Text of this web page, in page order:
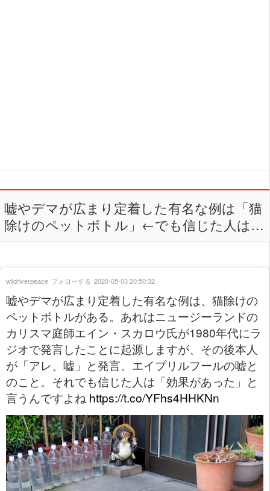
嘘やデマが広まり定着した有名な例は「猫
除けのペットボトル」←でも信じた人は…
嘘やデマが広まり定着した有名な例は、猫除けの
ペットボトルがある。あれはニュージーランドの
カリスマ庭師エイン・スカロウ氏が1980年代にラ
ジオで発言したことに起源しますが、その後本人
が「アレ、嘘」と発言。エイプリルフールの嘘と
のこと。それでも信じた人は「効果があった」と
言うんですよね https://t.co/YFhs4HHKNn
wildriverpeace フォローする 2020-05-03 20:50:32